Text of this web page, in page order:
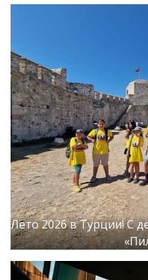
Лето 2026 в Турции! С